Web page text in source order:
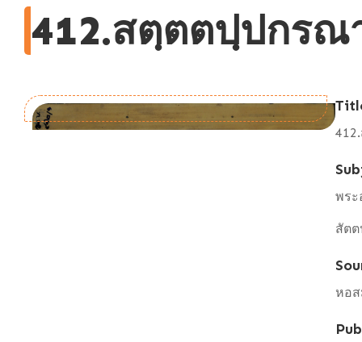
412.สตฺตตปฺปกร
พร
สัต
หอ